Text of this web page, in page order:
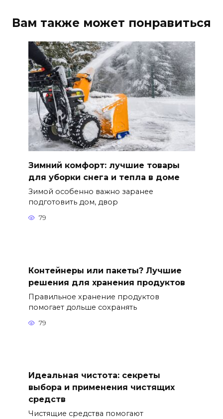
Вам также может понравиться
Зимний комфорт: лучшие товары
для уборки снега и тепла в доме
Зимой особенно важно заранее
подготовить дом, двор
79
Контейнеры или пакеты? Лучшие
решения для хранения продуктов
Правильное хранение продуктов
помогает дольше сохранять
79
Идеальная чистота: секреты
выбора и применения чистящих
средств
Чистящие средства помогают